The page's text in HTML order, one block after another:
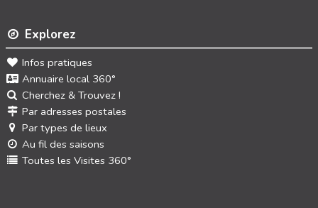
Explorez
Infos pratiques
Annuaire local 360°
Cherchez & Trouvez !
Par adresses postales
Par types de lieux
Au fil des saisons
Toutes les Visites 360°